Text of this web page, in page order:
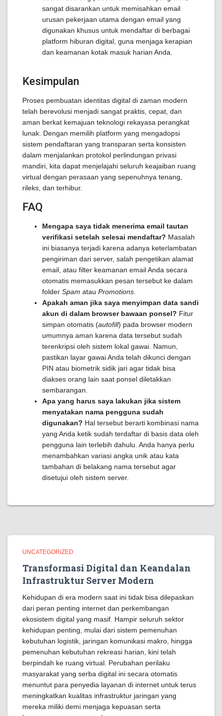
sangat disarankan untuk memisahkan email
urusan pekerjaan utama dengan email yang
digunakan khusus untuk mendaftar di berbagai
platform hiburan digital, guna menjaga kerapian
dan keamanan kotak masuk harian Anda.
Kesimpulan
Proses pembuatan identitas digital di zaman modern
telah berevolusi menjadi sangat praktis, cepat, dan
aman berkat kemajuan teknologi rekayasa perangkat
lunak. Dengan memilih platform yang mengadopsi
sistem pendaftaran yang transparan serta konsisten
dalam menjalankan protokol perlindungan privasi
mandiri, kita dapat menjelajahi seluruh keajaiban ruang
virtual dengan perasaan yang sepenuhnya tenang,
rileks, dan terhibur.
FAQ
Mengapa saya tidak menerima email tautan
verifikasi setelah selesai mendaftar? Masalah
ini biasanya terjadi karena adanya keterlambatan
pengiriman dari server, salah pengetikan alamat
email, atau filter keamanan email Anda secara
otomatis memasukkan pesan tersebut ke dalam
folder Spam atau Promotions
Apakah aman jika saya menyimpan data sandi
akun di dalam browser bawaan ponsel? Fitur
simpan otomatis (autofill) pada browser modern
umumnya aman karena data tersebut sudah
terenkripsi oleh sistem lokal gawai. Namun,
pastikan layar gawai Anda telah dikunci dengan
PIN atau biometrik sidik jari agar tidak bisa
diakses orang lain saat ponsel diletakkan
sembarangan.
Apa yang harus saya lakukan jika sistem
menyatakan nama pengguna sudah
digunakan? Hal tersebut berarti kombinasi nama
yang Anda ketik sudah terdaftar di basis data oleh
pengguna lain terlebih dahulu. Anda hanya perlu
menambahkan variasi angka unik atau kata
tambahan di belakang nama tersebut agar
disetujui oleh sistem server.
UNCATEGORIZED
Transformasi Digital dan Keandalan
Infrastruktur Server Modern
Kehidupan di era modern saat ini tidak bisa dilepaskan
dari peran penting internet dan perkembangan
ekosistem digital yang masif. Hampir seluruh sektor
kehidupan penting, mulai dari sistem pemenuhan
kebutuhan logistik, jaringan komunikasi makro, hingga
pemenuhan kebutuhan rekreasi harian, kini telah
berpindah ke ruang virtual. Perubahan perilaku
masyarakat yang serba digital ini secara otomatis
menuntut para penyedia layanan di internet untuk terus
meningkatkan kualitas infrastruktur jaringan yang
mereka miliki demi menjaga kepuasan serta